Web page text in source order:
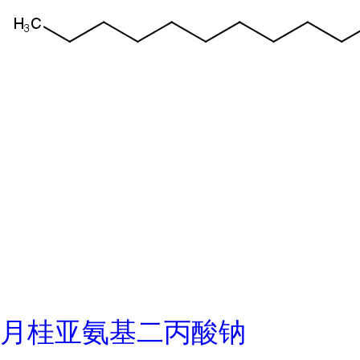
月桂亚氨基二丙酸钠